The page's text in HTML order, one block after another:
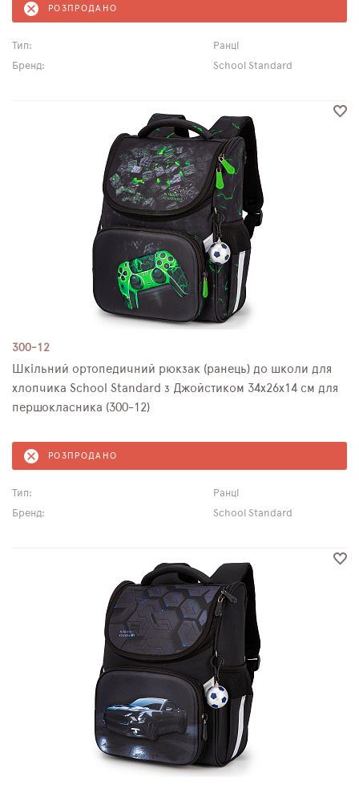
РОЗПРОДАНО
Тип:
Ранці
Бренд:
School Standard
300-12
Шкільний ортопедичний рюкзак (ранець) до школи для
хлопчика School Standard з Джойстиком 34х26х14 см для
першокласника (300-12)
РОЗПРОДАНО
Тип:
Ранці
Бренд:
School Standard